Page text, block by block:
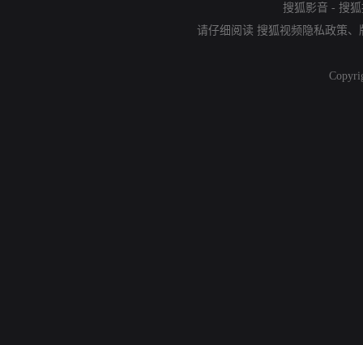
搜狐影音 - 搜
请仔细阅读 搜狐视频隐私政策、